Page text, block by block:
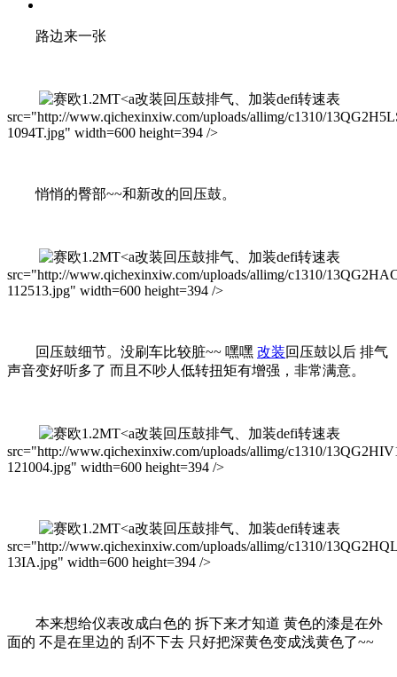
路边来一张
改装回压鼓排气、加装defi转速表
src="http://www.qichexinxiw.com/uploads/allimg/c1310/
1094T.jpg" width=600 height=394 />
悄悄的臀部~~和新改的回压鼓。
改装回压鼓排气、加装defi转速表
src="http://www.qichexinxiw.com/uploads/allimg/c1310/
112513.jpg" width=600 height=394 />
回压鼓细节。没刷车比较脏~~ 嘿嘿 改装回压鼓以后 排气
声音变好听多了 而且不吵人低转扭矩有增强，非常满意。
改装回压鼓排气、加装defi转速表
src="http://www.qichexinxiw.com/uploads/allimg/c1310/
121004.jpg" width=600 height=394 />
改装回压鼓排气、加装defi转速表
src="http://www.qichexinxiw.com/uploads/allimg/c1310/
13IA.jpg" width=600 height=394 />
本来想给仪表改成白色的 拆下来才知道 黄色的漆是在外
面的 不是在里边的 刮不下去 只好把深黄色变成浅黄色了~~